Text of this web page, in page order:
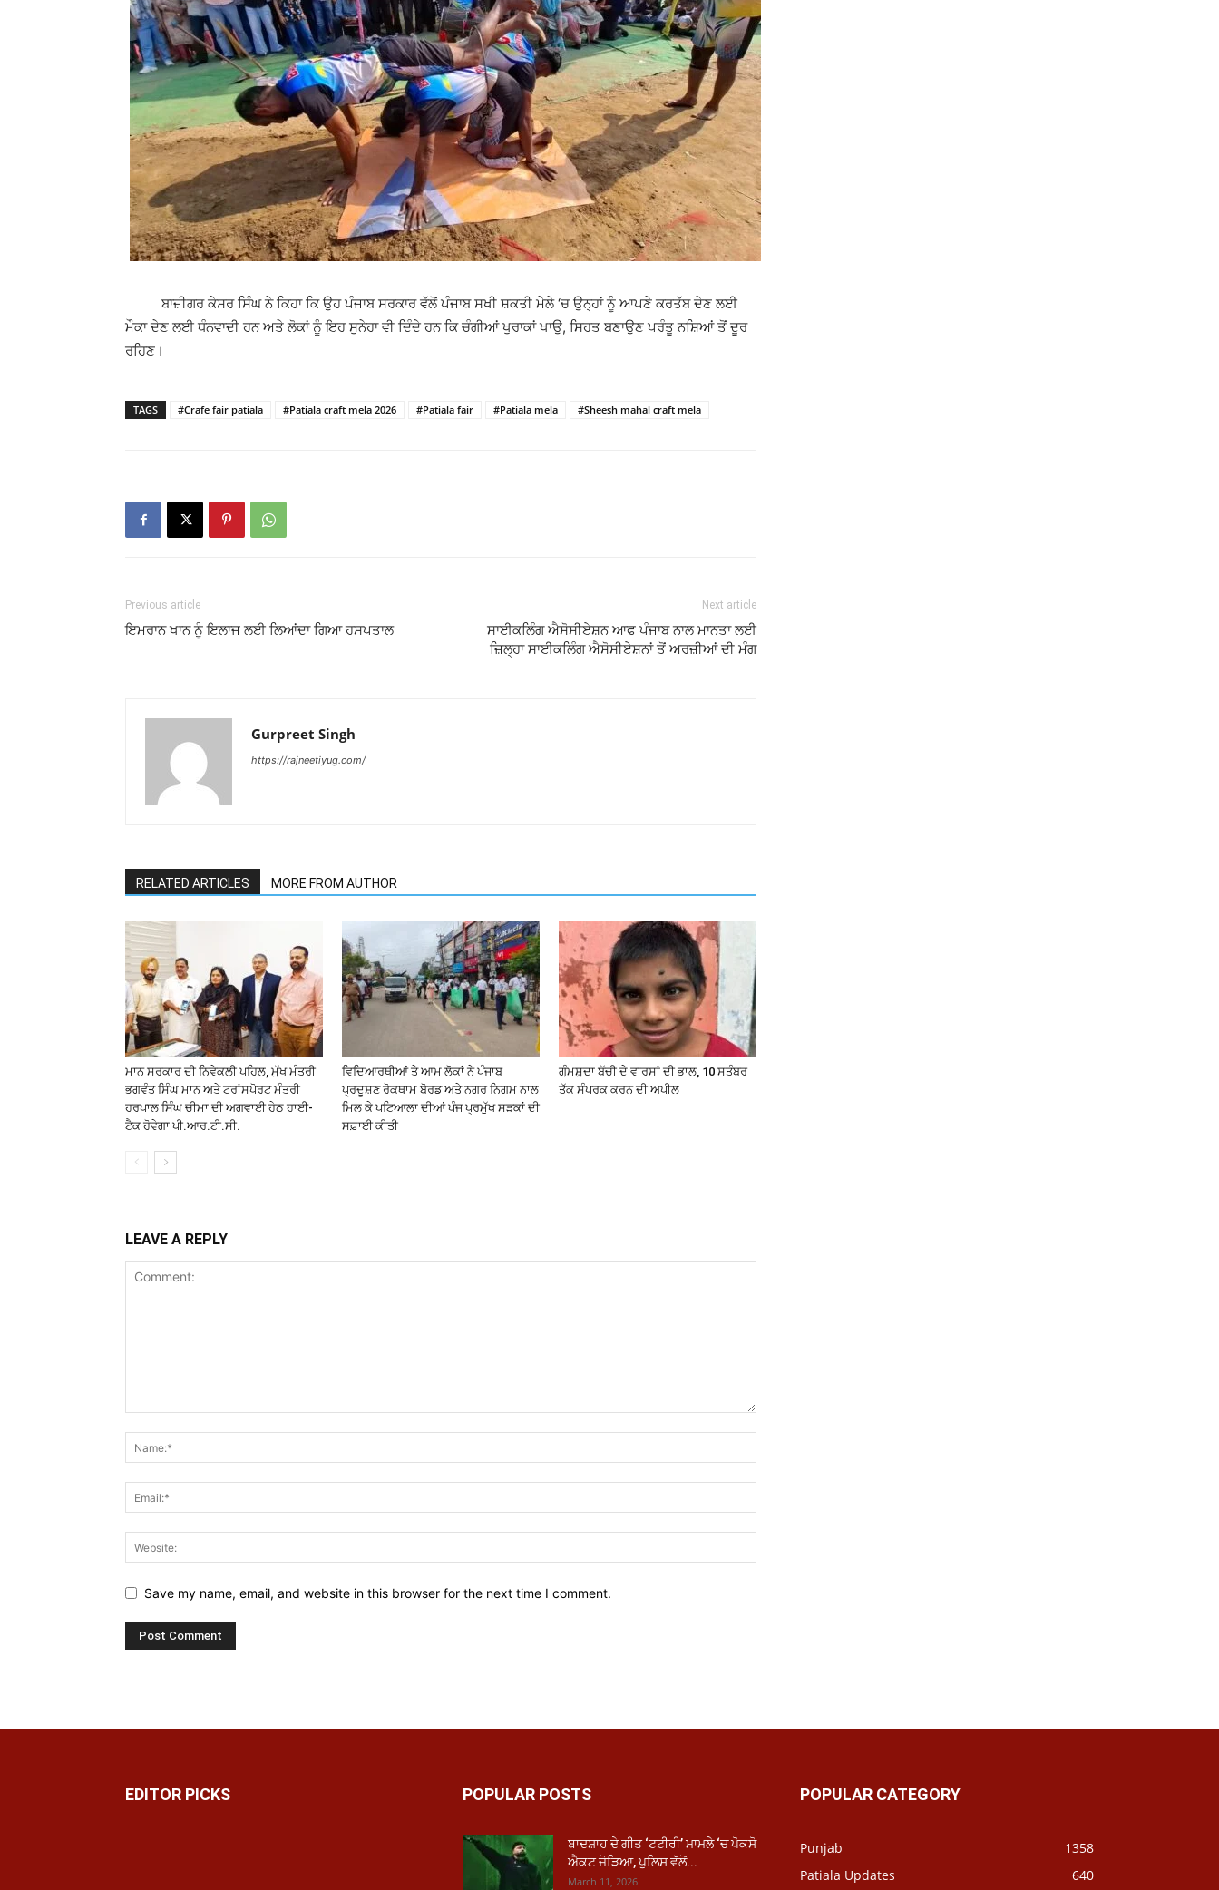
ਬਾਜ਼ੀਗਰ ਕੇਸਰ ਸਿੰਘ ਨੇ ਕਿਹਾ ਕਿ ਉਹ ਪੰਜਾਬ ਸਰਕਾਰ ਵੱਲੋਂ ਪੰਜਾਬ ਸਖੀ ਸ਼ਕਤੀ ਮੇਲੇ ‘ਚ ਉਨ੍ਹਾਂ ਨੂੰ ਆਪਣੇ ਕਰਤੱਬ ਦੇਣ ਲਈ
ਮੌਕਾ ਦੇਣ ਲਈ ਧੰਨਵਾਦੀ ਹਨ ਅਤੇ ਲੋਕਾਂ ਨੂੰ ਇਹ ਸੁਨੇਹਾ ਵੀ ਦਿੰਦੇ ਹਨ ਕਿ ਚੰਗੀਆਂ ਖੁਰਾਕਾਂ ਖਾਉ, ਸਿਹਤ ਬਣਾਉਣ ਪਰੰਤੂ ਨਸ਼ਿਆਂ ਤੋਂ ਦੂਰ
ਰਹਿਣ।
TAGS #Crafe fair patiala #Patiala craft mela 2026 #Patiala fair #Patiala mela #Sheesh mahal craft mela
Previous article
ਇਮਰਾਨ ਖਾਨ ਨੂੰ ਇਲਾਜ ਲਈ ਲਿਆਂਦਾ ਗਿਆ ਹਸਪਤਾਲ
Next article
ਸਾਈਕਲਿੰਗ ਐਸੋਸੀਏਸ਼ਨ ਆਫ ਪੰਜਾਬ ਨਾਲ ਮਾਨਤਾ ਲਈ
ਜ਼ਿਲ੍ਹਾ ਸਾਈਕਲਿੰਗ ਐਸੋਸੀਏਸ਼ਨਾਂ ਤੋਂ ਅਰਜ਼ੀਆਂ ਦੀ ਮੰਗ
Gurpreet Singh
https://rajneetiyug.com/
RELATED ARTICLES MORE FROM AUTHOR
ਮਾਨ ਸਰਕਾਰ ਦੀ ਨਿਵੇਕਲੀ ਪਹਿਲ, ਮੁੱਖ ਮੰਤਰੀ
ਭਗਵੰਤ ਸਿੰਘ ਮਾਨ ਅਤੇ ਟਰਾਂਸਪੋਰਟ ਮੰਤਰੀ
ਹਰਪਾਲ ਸਿੰਘ ਚੀਮਾ ਦੀ ਅਗਵਾਈ ਹੇਠ ਹਾਈ-
ਟੈਕ ਹੋਵੇਗਾ ਪੀ.ਆਰ.ਟੀ.ਸੀ.
ਵਿਦਿਆਰਥੀਆਂ ਤੇ ਆਮ ਲੋਕਾਂ ਨੇ ਪੰਜਾਬ
ਪ੍ਰਦੂਸ਼ਣ ਰੋਕਥਾਮ ਬੋਰਡ ਅਤੇ ਨਗਰ ਨਿਗਮ ਨਾਲ
ਮਿਲ ਕੇ ਪਟਿਆਲਾ ਦੀਆਂ ਪੰਜ ਪ੍ਰਮੁੱਖ ਸੜਕਾਂ ਦੀ
ਸਫ਼ਾਈ ਕੀਤੀ
ਗੁੰਮਸ਼ੁਦਾ ਬੱਚੀ ਦੇ ਵਾਰਸਾਂ ਦੀ ਭਾਲ, 10 ਸਤੰਬਰ
ਤੱਕ ਸੰਪਰਕ ਕਰਨ ਦੀ ਅਪੀਲ
LEAVE A REPLY
Save my name, email, and website in this browser for the next time I comment.
EDITOR PICKS POPULAR POSTS
ਬਾਦਸ਼ਾਹ ਦੇ ਗੀਤ ‘ਟਟੀਰੀ’ ਮਾਮਲੇ ‘ਚ ਪੋਕਸੋ
ਐਕਟ ਜੋੜਿਆ, ਪੁਲਿਸ ਵੱਲੋਂ...
March 11, 2026
POPULAR CATEGORY
Punjab
1358
Patiala Updates
640